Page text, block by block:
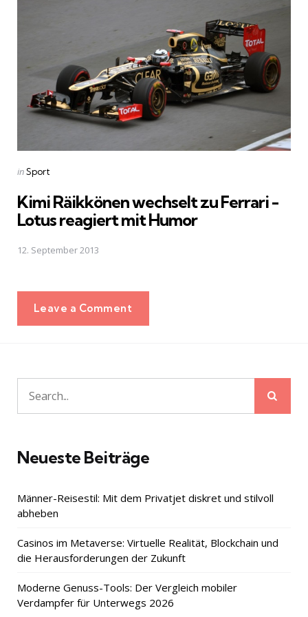
Posted
inSport
Kimi Räikkönen wechselt zu Ferrari -
Lotus reagiert mit Humor
12. September 2013
Leave a Comment
Search
for:
Neueste Beiträge
Männer-Reisestil: Mit dem Privatjet diskret und stilvoll
abheben
Casinos im Metaverse: Virtuelle Realität, Blockchain und
die Herausforderungen der Zukunft
Moderne Genuss-Tools: Der Vergleich mobiler
Verdampfer für Unterwegs 2026